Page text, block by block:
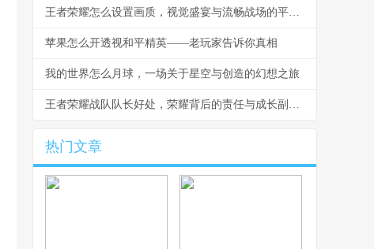
王者荣耀怎么设置画质，视觉盛宴与流畅战场的平衡艺术，副标题，资深玩家的画质调优指南
苹果怎么开透视和平精英——老玩家告诉你真相
我的世界怎么月球，一场关于星空与创造的幻想之旅
王者荣耀战队队长好处，荣耀背后的责任与成长副标题
热门文章